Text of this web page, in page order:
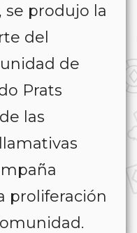
se produjo la
del
de
Prats
las
proliferación